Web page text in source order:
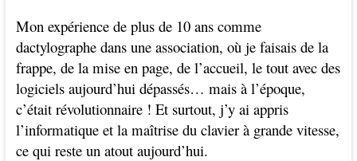
Mon expérience de plus de 10 ans comme
dactylographe dans une association, où je faisais de la
frappe, de la mise en page, de l’accueil, le tout avec des
logiciels aujourd’hui dépassés… mais à l’époque,
c’était révolutionnaire ! Et surtout, j’y ai appris
l’informatique et la maîtrise du clavier à grande vitesse,
ce qui reste un atout aujourd’hui.